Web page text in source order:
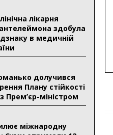
лікарня
здобула
в медичній
долучився
Плану стійкості
міністром
міжнародну